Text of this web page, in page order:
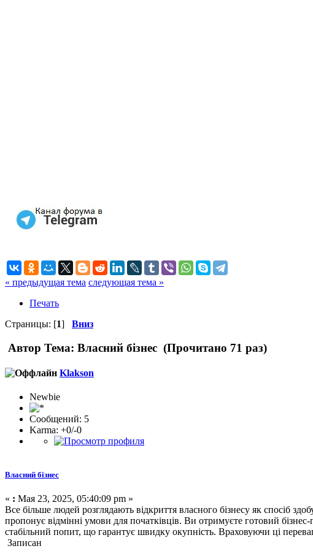
« предыдущая тема следующая тема »
Печать
Страницы: [1] Вниз
Автор Тема: Власний бізнес (Прочитано 71 раз)
Klakson
Newbie
Сообщений: 5
Karma: +0/-0
Власний бізнес
« : Мая 23, 2025, 05:40:09 pm »
Все більше людей розглядають відкриття власного бізнесу як спосіб
пропонує відмінні умови для початківців. Ви отримуєте готовий
стабільний попит, що гарантує швидку окупність. Враховуючи ці
Записан